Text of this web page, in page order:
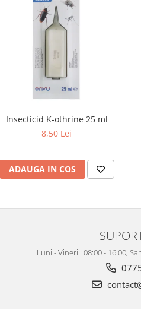
Insecticid K-othrine 25 ml
8,50 Lei
ADAUGA IN COS
Luni - Vineri : 08:00 - 16:00,